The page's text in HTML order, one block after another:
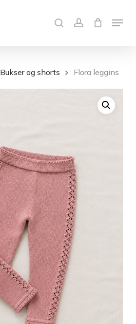
searchaccount Menu
Close
Cart
Bukser og shorts Flora leggins